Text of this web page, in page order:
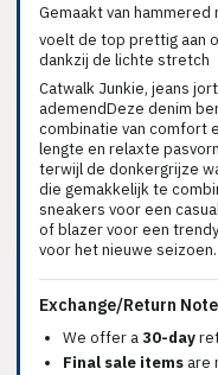
Gemaakt van hammered
voelt de top prettig aan
dankzij de lichte stretch
Catwalk Junkie, jeans
ademendDeze denim
combinatie van comfort
lengte en relaxte
terwijl de donkergrijze
die gemakkelijk te
sneakers voor een
of blazer voor een
voor het nieuwe seizoen.
Exchange/Return
We offer a30-day
Final sale items are